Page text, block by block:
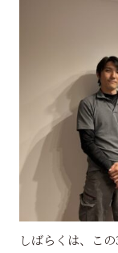
しばらくは、こ